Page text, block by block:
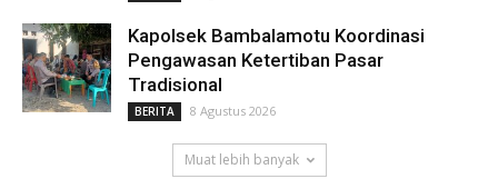
Kapolsek Bambalamotu Koordinasi
Pengawasan Ketertiban Pasar
Tradisional
BERITA 8 Agustus 2026
Muat lebih banyak